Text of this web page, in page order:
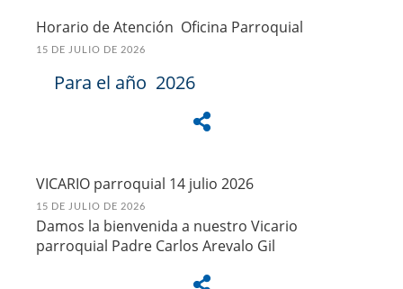
Horario de Atención Oficina Parroquial
15 DE JULIO DE 2026
Para el año 2026
VICARIO parroquial 14 julio 2026
15 DE JULIO DE 2026
Damos la bienvenida a nuestro Vicario
parroquial Padre Carlos Arevalo Gil